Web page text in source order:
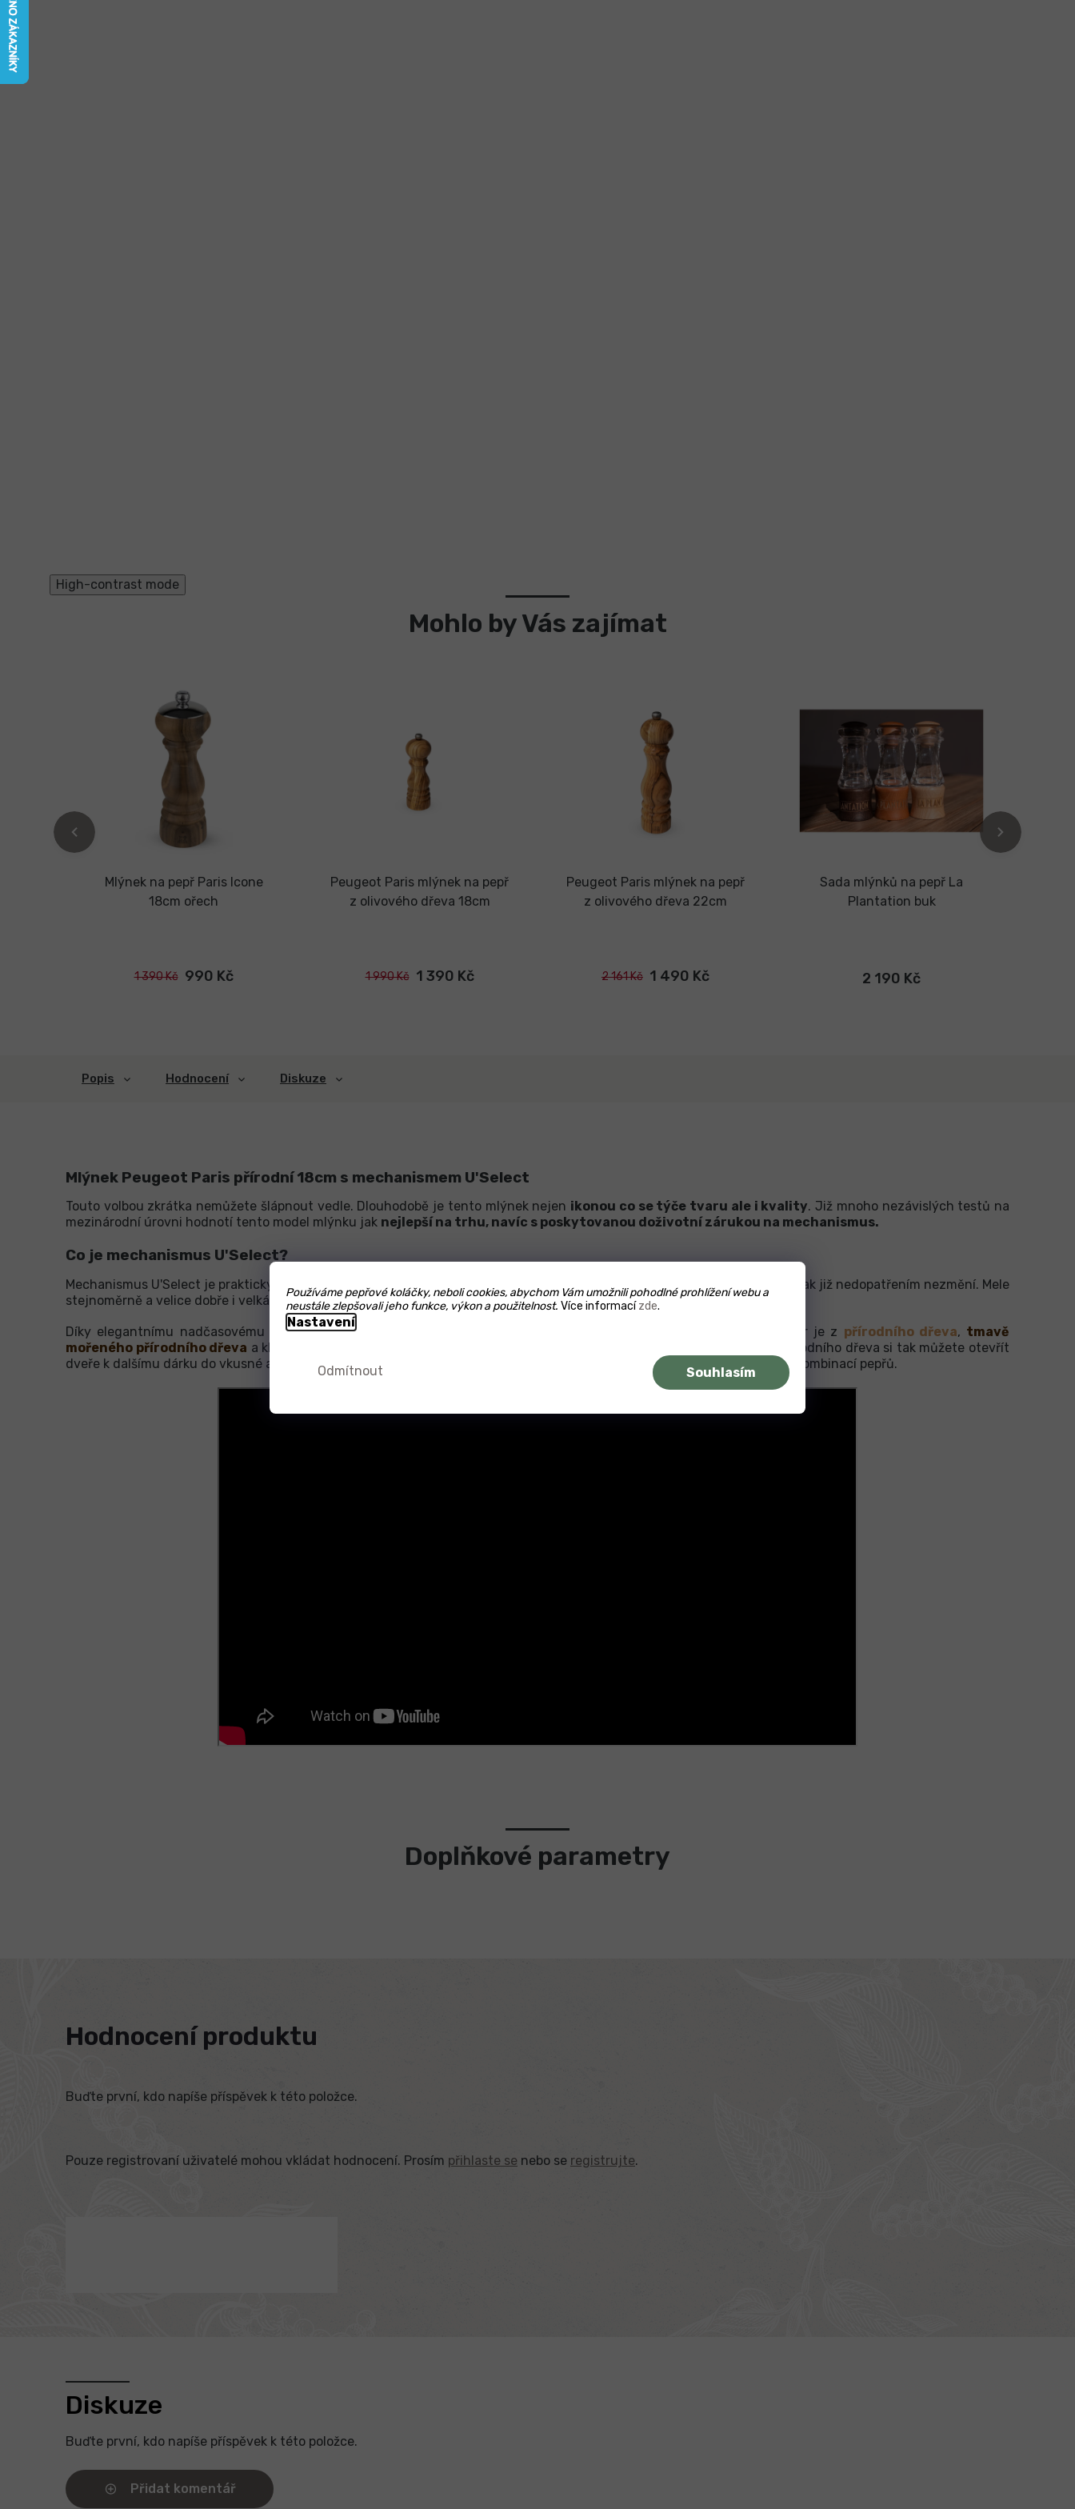
Používáme pepřové koláčky, neboli cookies, abychom Vám umožnili pohodlné prohlížení webu a
neustále zlepšovali jeho funkce, výkon a použitelnost. Více informacízde.
Nastavení
Odmítnout Souhlasím
High-contrast mode
Mohlo by Vás zajímat
Mlýnek na pepř Paris Icone
18cm ořech
1 390 Kč 990 Kč
Peugeot Paris mlýnek na pepř
z olivového dřeva 18cm
1 990 Kč 1 390 Kč
Peugeot Paris mlýnek na pepř
z olivového dřeva 22cm
2 161 Kč 1 490 Kč
Sada mlýnků na pepř La
Plantation buk
2 190 Kč
Popis Hodnocení Diskuze
Mlýnek Peugeot Paris přírodní 18cm s mechanismem U'Select
Touto volbou zkrátka nemůžete šlápnout vedle. Dlouhodobě je tento mlýnek nejen ikonou co se týče tvaru ale i kvality. Již mnoho nezávislých testů na
mezinárodní úrovni hodnotí tento model mlýnku jak nejlepší na trhu, navíc s poskytovanou doživotní zárukou na mechanismus.
Co je mechanismus U'Select?
Mechanismus U'Select je praktickým řešením, kdy si pootočením spodního límce mlýnku zvolíte hrubost mletí
, která se pak již nedopatřením nezmění. Mele
stejnoměrně a velice dobře i velká zrníčka Kampotského pepře.
Díky elegantnímu nadčasovému tvaru se stane designovým prvkem každé klasické nebo i moderní kuchyně. Na výběr je z přírodního dřeva, tmavě
mořeného přírodního dřeva a klavírového laku v barvě
. V případě klavírového laku nebo i přírodního dřeva si tak můžete otevřít
dveře k dalšímu dárku do vkusné a praktické sady nebo někoho obdarovat rovnou velkou sadou vícero mlýnků s barevnou kombinací pepřů.
Doplňkové parametry
Hodnocení produktu
Buďte první, kdo napíše příspěvek k této položce.
Pouze registrovaní uživatelé mohou vkládat hodnocení. Prosím přihlaste se nebo se registrujte.
Diskuze
Buďte první, kdo napíše příspěvek k této položce.
Přidat komentář